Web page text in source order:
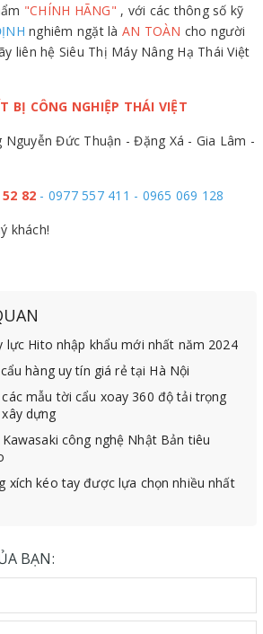
"CHÍNH HÃNG" , với các thông số kỹ
nghiêm ngặt là AN TOÀN cho người
liên hệ Siêu Thị Máy Nâng Hạ Thái Việt
BỊ CÔNG NGHIỆP THÁI VIỆT
Đức Thuận - Đặng Xá - Gia Lâm -
82 - 0977 557 411 - 0965 069 128
khách!
lực Hito nhập khẩu mới nhất năm 2024
hàng uy tín giá rẻ tại Hà Nội
mẫu tời cẩu xoay 360 độ tải trọng
dựng
công nghệ Nhật Bản tiêu
xích kéo tay được lựa chọn nhiều nhất
BẠN: